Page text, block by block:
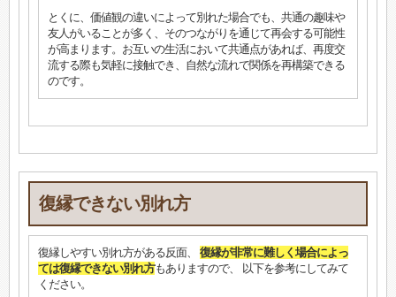
とくに、価値観の違いによって別れた場合でも、共通の趣味や
友人がいることが多く、そのつながりを通じて再会する可能性
が高まります。お互いの生活において共通点があれば、再度交
流する際も気軽に接触でき、自然な流れで関係を再構築できる
のです。
復縁できない別れ方
復縁しやすい別れ方がある反面、 復縁が非常に難しく場合によっ
ては復縁できない別れ方もありますので、 以下を参考にしてみて
ください。